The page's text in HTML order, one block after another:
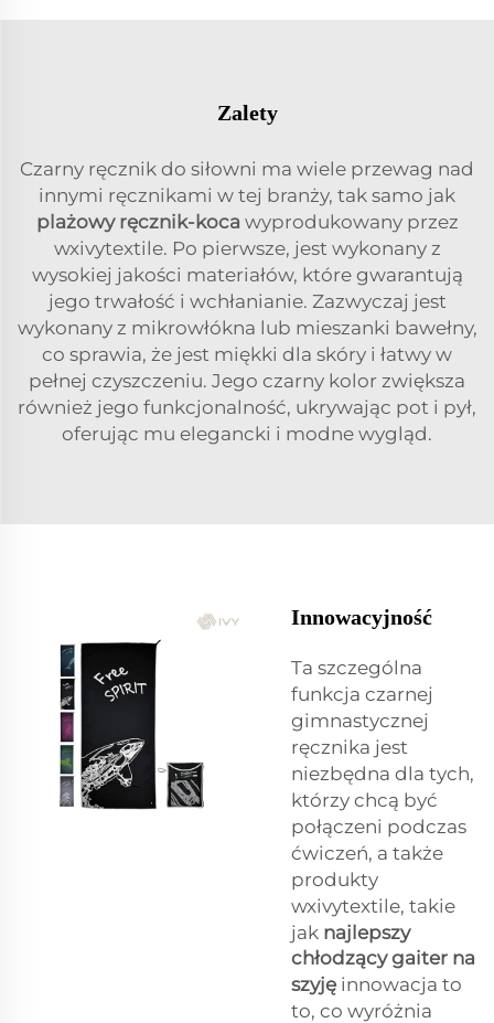
Zalety
Czarny ręcznik do siłowni ma wiele przewag nad
innymi ręcznikami w tej branży, tak samo jak
plażowy ręcznik-koca wyprodukowany przez
wxivytextile. Po pierwsze, jest wykonany z
wysokiej jakości materiałów, które gwarantują
jego trwałość i wchłanianie. Zazwyczaj jest
wykonany z mikrowłókna lub mieszanki bawełny,
co sprawia, że jest miękki dla skóry i łatwy w
pełnej czyszczeniu. Jego czarny kolor zwiększa
również jego funkcjonalność, ukrywając pot i pył,
oferując mu elegancki i modne wygląd.
Innowacyjność
Ta szczególna
funkcja czarnej
gimnastycznej
ręcznika jest
niezbędna dla tych,
którzy chcą być
połączeni podczas
ćwiczeń, a także
produkty
wxivytextile, takie
jak najlepszy
chłodzący gaiter na
szyję innowacja to
to, co wyróżnia